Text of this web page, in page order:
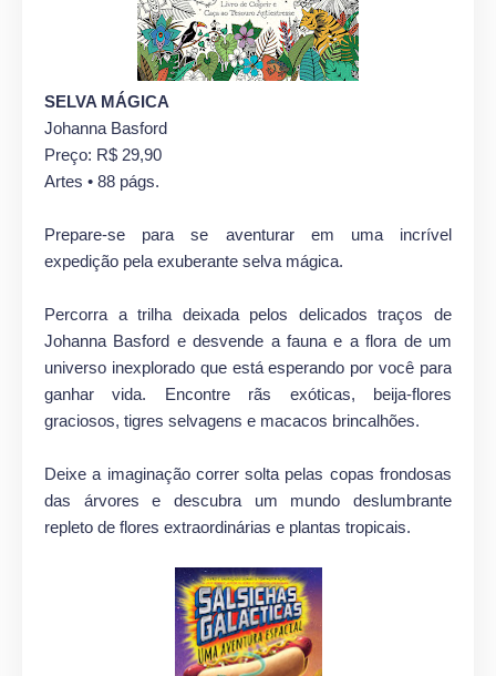
SELVA MÁGICA
Johanna Basford
Preço: R$ 29,90
Artes • 88 págs.
Prepare-se para se aventurar em uma incrível
expedição pela exuberante selva mágica.
Percorra a trilha deixada pelos delicados traços de
Johanna Basford e desvende a fauna e a flora de um
universo inexplorado que está esperando por você para
ganhar vida. Encontre rãs exóticas, beija-flores
graciosos, tigres selvagens e macacos brincalhões.
Deixe a imaginação correr solta pelas copas frondosas
das árvores e descubra um mundo deslumbrante
repleto de flores extraordinárias e plantas tropicais.